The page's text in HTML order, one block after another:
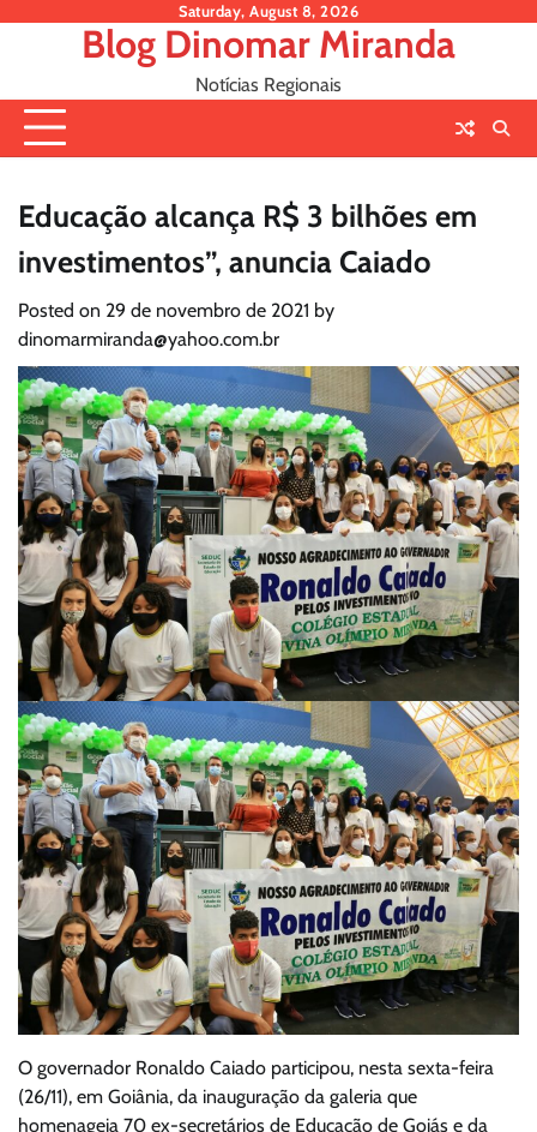
Saturday, August 8, 2026
Blog Dinomar Miranda
Notícias Regionais
Educação alcança R$ 3 bilhões em
investimentos”, anuncia Caiado
Posted on 29 de novembro de 2021 by
dinomarmiranda@yahoo.com.br
O governador Ronaldo Caiado participou, nesta sexta-feira
(26/11), em Goiânia, da inauguração da galeria que
homenageia 70 ex-secretários de Educação de Goiás e da